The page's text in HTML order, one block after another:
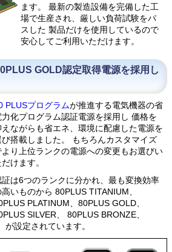
ます。 最新の製造設備を完備した工
場で生産され、厳しい負荷試験をパ
スした 製品だけを使用しているので
安心してご利用いただけます。
GOLD認定取得電源を採用し
PLUSプログラムが推進する電気機器の省
力化プログラム認証電源を採用し 価格を
えながらも省エネ、環境に配慮した電源を
び搭載しました。 もちろんカスタマイズ
より上位ランクの電源への変更もお選びい
けます。
証は6つのランクに分かれ、最も変換効率
いものから 80PLUS TITANIUM、
PLATINUM、80PLUS GOLD、
SILVER、 80PLUS BRONZE、
設定されています。